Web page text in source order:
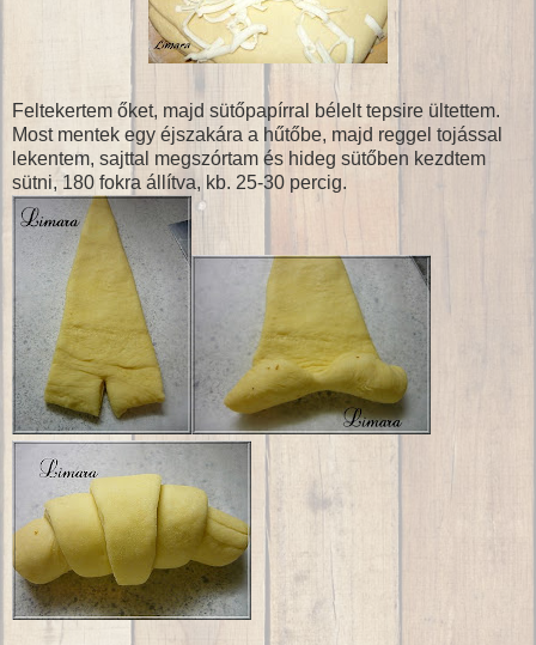
Feltekertem őket, majd sütőpapírral bélelt tepsire ültettem.
Most mentek egy éjszakára a hűtőbe, majd reggel tojással
lekentem, sajttal megszórtam és hideg sütőben kezdtem
sütni, 180 fokra állítva, kb. 25-30 percig.